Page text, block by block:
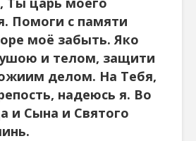
Помоги с памяти
моё забыть. Яко
и телом, защити
делом. На Тебя,
надеюсь я. Во
и Сына и Святого